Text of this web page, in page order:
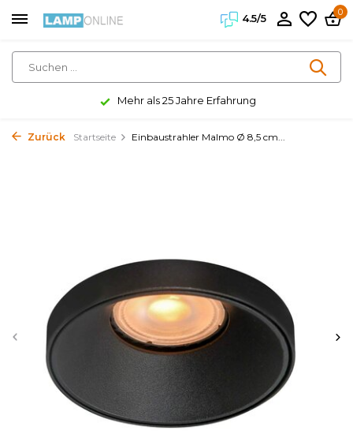
4.5/5
0
Mehr als 25 Jahre Erfahrung
Zurück Startseite Einbaustrahler Malmo Ø 8,5 cm...